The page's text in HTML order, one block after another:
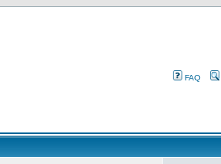
FAQ